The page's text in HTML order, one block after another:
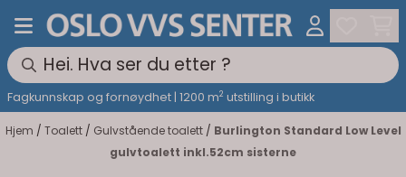
Hopp til innhold
Fagkunnskap og fornøydhet | 1200 m2 utstilling i butikk
Hjem / Toalett / Gulvstående toalett / Burlington Standard Low Level
gulvtoalett inkl.52cm sisterne